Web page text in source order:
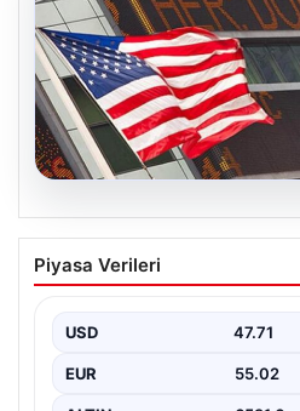
FED faiz kararı ne
Nisan ayı faiz
Piyasa Verileri
USD 47.71
EUR 55.02